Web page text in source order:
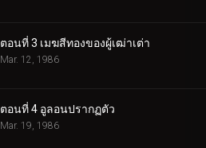
ตอนที่ 3 เมฆสีทองของผู้เฒ่าเต่า
Mar. 12, 1986
ตอนที่ 4 อูลอนปรากฏตัว
Mar. 19, 1986